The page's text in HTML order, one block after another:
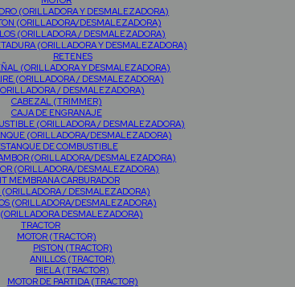
(ORILLADORA Y DESMALEZADORA)
(ORILLADORA/DESMALEZADORA)
(ORILLADORA / DESMALEZADORA)
(ORILLADORA Y DESMALEZADORA)
RETENES
(ORILLADORA Y DESMALEZADORA)
(ORILLADORA / DESMALEZADORA)
/ DESMALEZADORA)
CABEZAL (TRIMMER)
CAJA DE ENGRANAJE
(ORILLADORA / DESMALEZADORA)
(ORILLADORA/DESMALEZADORA)
DE COMBUSTIBLE
(ORILLADORA/DESMALEZADORA)
(ORILLADORA/DESMALEZADORA)
MEMBRANA CARBURADOR
(ORILLADORA / DESMALEZADORA)
(ORILLADORA/DESMALEZADORA)
(ORILLADORA DESMALEZADORA)
TRACTOR
MOTOR (TRACTOR)
PISTON (TRACTOR)
ANILLOS (TRACTOR)
BIELA (TRACTOR)
MOTOR DE PARTIDA (TRACTOR)